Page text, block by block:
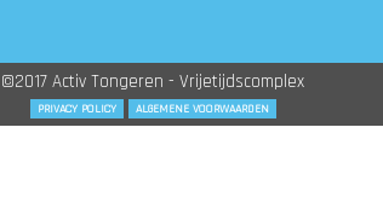
©2017 Activ Tongeren - Vrijetijdscomplex
PRIVACY POLICY ALGEMENE VOORWAARDEN